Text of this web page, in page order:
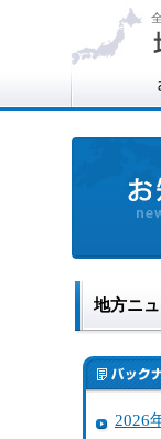
地方ニ
2026